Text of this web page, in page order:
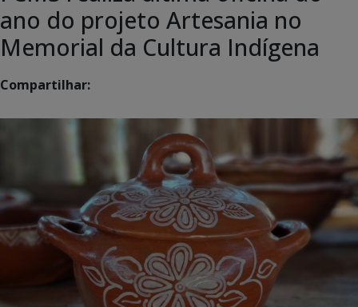
ano do projeto Artesania no
Memorial da Cultura Indígena
Compartilhar: